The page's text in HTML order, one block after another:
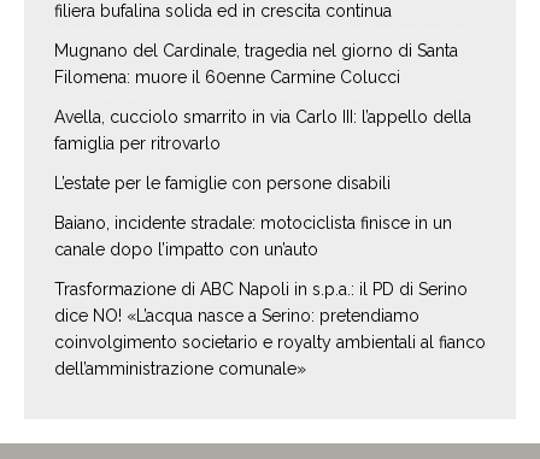
filiera bufalina solida ed in crescita continua
Mugnano del Cardinale, tragedia nel giorno di Santa
Filomena: muore il 60enne Carmine Colucci
Avella, cucciolo smarrito in via Carlo III: l’appello della
famiglia per ritrovarlo
L’estate per le famiglie con persone disabili
Baiano, incidente stradale: motociclista finisce in un
canale dopo l’impatto con un’auto
Trasformazione di ABC Napoli in s.p.a.: il PD di Serino
dice NO! «L’acqua nasce a Serino: pretendiamo
coinvolgimento societario e royalty ambientali al fianco
dell’amministrazione comunale»